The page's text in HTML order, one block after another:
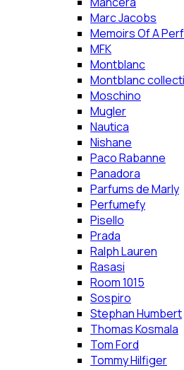
Marc Jacobs
Memoirs Of A
MFK
Montblanc
Montblanc
Moschino
Mugler
Nautica
Nishane
Paco Rabanne
Panadora
Parfums de Marly
Perfumefy
Pisello
Prada
Ralph Lauren
Rasasi
Room 1015
Sospiro
Stephan Humbert
Thomas Kosmala
Tom Ford
Tommy Hilfiger